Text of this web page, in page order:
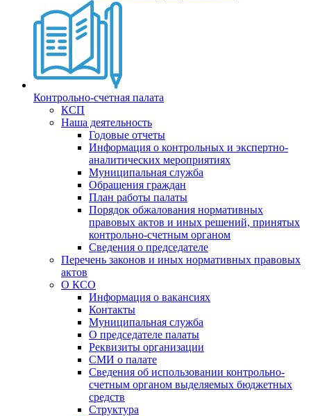
Контрольно-счетная палата
КСП
Наша деятельность
Годовые отчеты
Информация о контрольных и экспертно-
аналитических мероприятиях
Муниципальная служба
Обращения граждан
План работы палаты
Порядок обжалования нормативных
правовых актов и иных решений, принятых
контрольно-счетным органом
Сведения о председателе
Перечень законов и иных нормативных правовых
актов
О КСО
Информация о вакансиях
Контакты
Муниципальная служба
О председателе палаты
Реквизиты организации
СМИ о палате
Сведения об использовании контрольно-
счетным органом выделяемых бюджетных
средств
Структура